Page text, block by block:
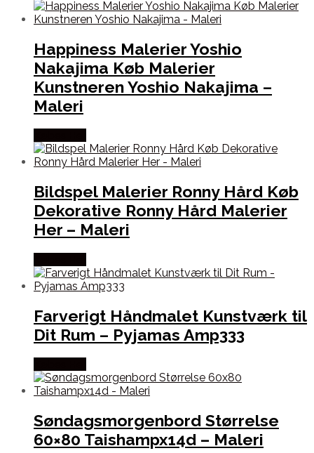
Happiness Malerier Yoshio
Nakajima Køb Malerier
Kunstneren Yoshio Nakajima –
Maleri
Bildspel Malerier Ronny Hård Køb
Dekorative Ronny Hård Malerier
Her – Maleri
Farverigt Håndmalet Kunstværk til
Dit Rum – Pyjamas Amp333
Søndagsmorgenbord Størrelse
60×80 Taishampx14d – Maleri